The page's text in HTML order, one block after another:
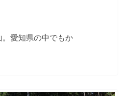
愛知県の中でもか